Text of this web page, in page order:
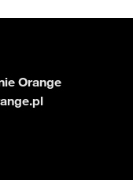
Orange